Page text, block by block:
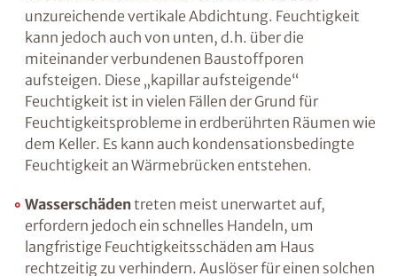
Dachrinnen oder den äußeren Fensterbänken,
aber auch schlecht abgedichtete Balkone
gehören zu den häufigsten Ursachen für
Feuchtigkeitsschäden an den Außenwänden.
Gleichzeitig können die genannten Mängel
aber auch zu Schäden an den Innenwänden
führen. Dringt die Feuchtigkeit überwiegend
von der Seite oder als Folge von Schlagregen in
fehlende oder unzureichende vertikale
Abdichtung. Feuchtigkeit kann jedoch auch
von unten, d.h. über die miteinander
verbundenen Baustoffporen aufsteigen. Diese